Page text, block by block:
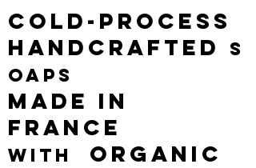
cold-process
handcrafted
s
oaps
made in
france
with organic